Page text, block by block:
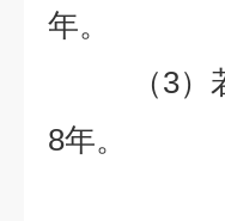
年。
（3）若
8年。
（4）